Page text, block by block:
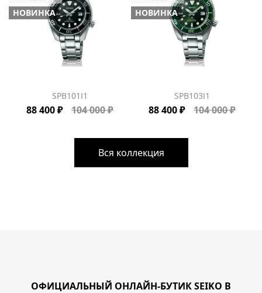
НОВИНКА
SPB101J1
88 400 ₽ 104 000 ₽
НОВИНКА
SPB103J1
88 400 ₽ 104 000 ₽
Вся коллекция
ОФИЦИАЛЬНЫЙ ОНЛАЙН-БУТИК SEIKO В